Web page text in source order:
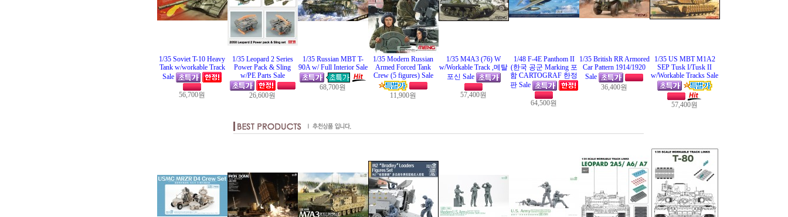
1/35 Soviet T-10 Heavy
Tank w/workable Track
Sale
56,700원
1/35 Leopard 2 Series
Power Pack & Sling
w/PE Parts Sale
26,600원
1/35 Russian MBT T-
90A w/ Full Interior Sale
68,700원
1/35 Modern Russian
Armed Forced Tank
Crew (5 figures) Sale
11,900원
1/35 M4A3 (76) W
w/Workable Track ,메탈
포신 Sale
57,400원
1/48 F-4E Panthom II
(한국 공군 Marking 포
함 CARTOGRAF 한정
판 Sale
64,500원
1/35 British RR Armored
Car Pattern 1914/1920
Sale
36,400원
1/35 US MBT M1A2
SEP Tusk I/Tusk II
w/Workable Tracks Sale
57,400원